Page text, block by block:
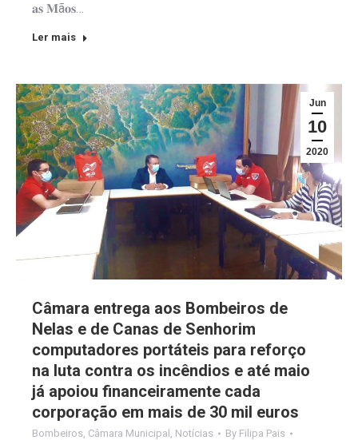
𝐚𝐬 𝐌ã𝐨𝐬…
Ler mais
Jun
10
2020
Câmara entrega aos Bombeiros de
Nelas e de Canas de Senhorim
computadores portáteis para reforço
na luta contra os incêndios e até maio
já apoiou financeiramente cada
corporação em mais de 30 mil euros
Bombeiros Câmara Municipal Notícias By Filipa Pais